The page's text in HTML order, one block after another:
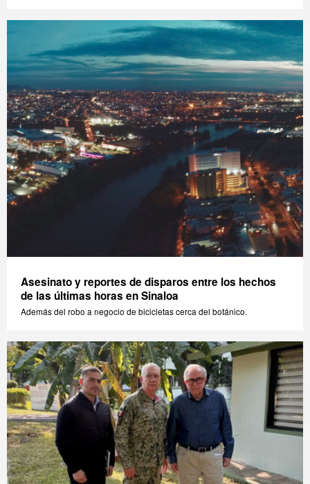
Asesinato y reportes de disparos entre los hechos
de las últimas horas en Sinaloa
Además del robo a negocio de bicicletas cerca del botánico.